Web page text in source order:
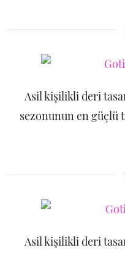
Asil kişilikli deri
sezonunun en güçlü
Asil kişilikli deri